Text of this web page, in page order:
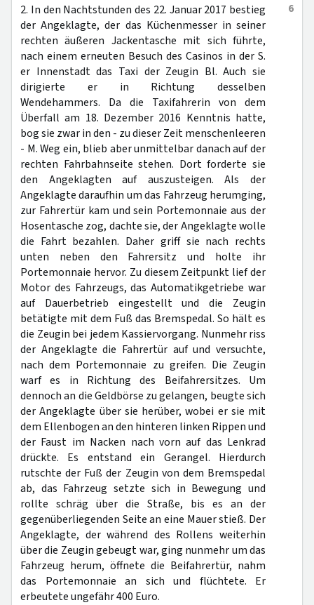
6
2. In den Nachtstunden des 22. Januar 2017 bestieg
der Angeklagte, der das Küchenmesser in seiner
rechten äußeren Jackentasche mit sich führte,
nach einem erneuten Besuch des Casinos in der S.
er Innenstadt das Taxi der Zeugin Bl. Auch sie
dirigierte er in Richtung desselben
Wendehammers. Da die Taxifahrerin von dem
Überfall am 18. Dezember 2016 Kenntnis hatte,
bog sie zwar in den - zu dieser Zeit menschenleeren
- M. Weg ein, blieb aber unmittelbar danach auf der
rechten Fahrbahnseite stehen. Dort forderte sie
den Angeklagten auf auszusteigen. Als der
Angeklagte daraufhin um das Fahrzeug herumging,
zur Fahrertür kam und sein Portemonnaie aus der
Hosentasche zog, dachte sie, der Angeklagte wolle
die Fahrt bezahlen. Daher griff sie nach rechts
unten neben den Fahrersitz und holte ihr
Portemonnaie hervor. Zu diesem Zeitpunkt lief der
Motor des Fahrzeugs, das Automatikgetriebe war
auf Dauerbetrieb eingestellt und die Zeugin
betätigte mit dem Fuß das Bremspedal. So hält es
die Zeugin bei jedem Kassiervorgang. Nunmehr riss
der Angeklagte die Fahrertür auf und versuchte,
nach dem Portemonnaie zu greifen. Die Zeugin
warf es in Richtung des Beifahrersitzes. Um
dennoch an die Geldbörse zu gelangen, beugte sich
der Angeklagte über sie herüber, wobei er sie mit
dem Ellenbogen an den hinteren linken Rippen und
der Faust im Nacken nach vorn auf das Lenkrad
drückte. Es entstand ein Gerangel. Hierdurch
rutschte der Fuß der Zeugin von dem Bremspedal
ab, das Fahrzeug setzte sich in Bewegung und
rollte schräg über die Straße, bis es an der
gegenüberliegenden Seite an eine Mauer stieß. Der
Angeklagte, der während des Rollens weiterhin
über die Zeugin gebeugt war, ging nunmehr um das
Fahrzeug herum, öffnete die Beifahrertür, nahm
das Portemonnaie an sich und flüchtete. Er
erbeutete ungefähr 400 Euro.